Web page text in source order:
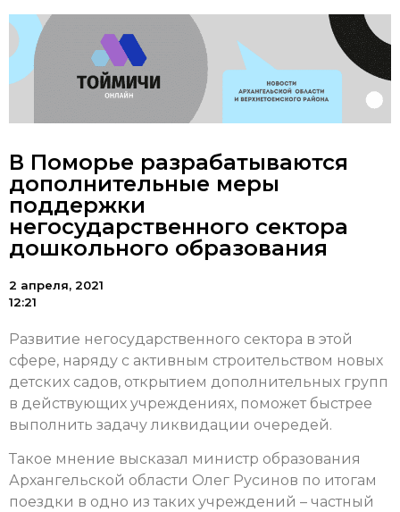
В Поморье разрабатываются
дополнительные меры
поддержки
негосударственного сектора
дошкольного образования
2 апреля, 2021
12:21
Развитие негосударственного сектора в этой
сфере, наряду с активным строительством новых
детских садов, открытием дополнительных групп
в действующих учреждениях, поможет быстрее
выполнить задачу ликвидации очередей.
Такое мнение высказал министр образования
Архангельской области Олег Русинов по итогам
поездки в одно из таких учреждений – частный